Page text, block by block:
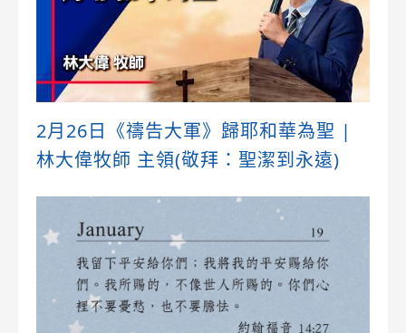
2月26日《禱告大軍》歸耶和華為聖 |
林大偉牧師 主領(敬拜：聖潔到永遠)